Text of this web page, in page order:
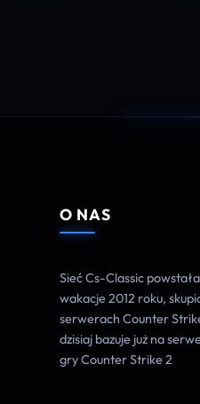
O NAS
Sieć Cs-Classic
wakacje 2012 roku,
serwerach Counter
dzisiaj bazuje już na
gry Counter Strike 2